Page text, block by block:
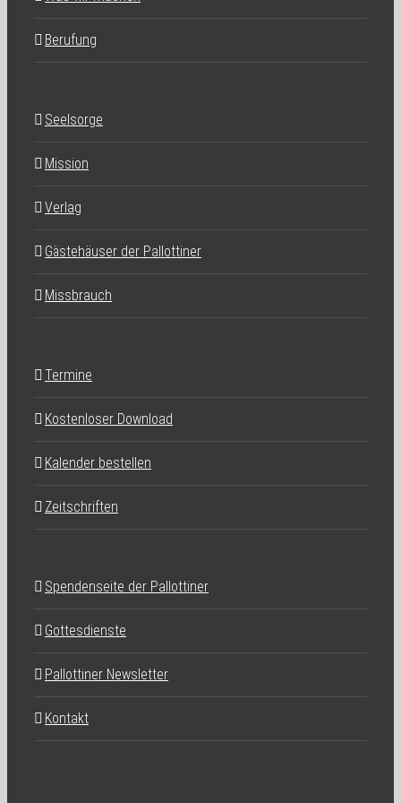
Berufung
Seelsorge
Mission
Verlag
Gästehäuser der Pallottiner
Missbrauch
Termine
Kostenloser Download
Kalender bestellen
Zeitschriften
Spendenseite der Pallottiner
Gottesdienste
Pallottiner Newsletter
Kontakt